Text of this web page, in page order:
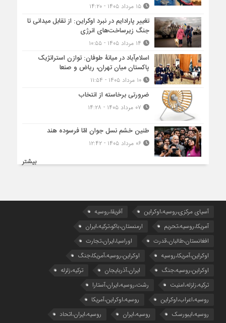
۱۵ مرداد ۱۴۰۵ - ۱۴:۲۰
تغییر پارادایم در نبرد اوکراین: از تقابل میدانی تا
جنگ زیرساخت‌های انرژی
اسلام‌آباد در میانۀ طوفان: توازن استراتژیک
پاکستان میان تهران، ریاض و صنعا
۱۰ مرداد ۱۴۰۵ - ۱۱:۵۴
ضرورتی برخاسته از انتخاب
طنین خشم نسل جوان امّا فرسوده هند
۰۶ مرداد ۱۴۰۵ - ۱۲:۴۲
بیشتر
آسیای مرکزی،روسیه،اوکراین
آفریقا،روسیه
آمریکا،روسیه،تحریم
ارمنستان،باکو،ترکیه،ایران
افغانستان،طالبان،قدرت
اوراسیا،ایران،تجارت
اوکراین،آمریکا،روسیه
اوکراین،روسیه،آمریکا،جنگ
اوکراین،روسیه،جنگ
ایران،آذربایجان
ترکیه،زلزله
ترکیه،زلزله،امنیت
رشت،روسیه،ایران،آستارا
روسیه،اعراب،اوکراین
روسیه،اوکراین،آمریکا
روسیه،ایبورسک
روسیه،ایران
روسیه،ایران،اتحاد